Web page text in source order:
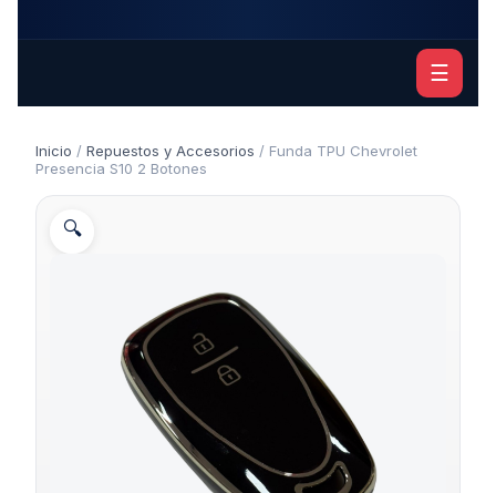
☰
Inicio / Repuestos y Accesorios / Funda TPU Chevrolet
Presencia S10 2 Botones